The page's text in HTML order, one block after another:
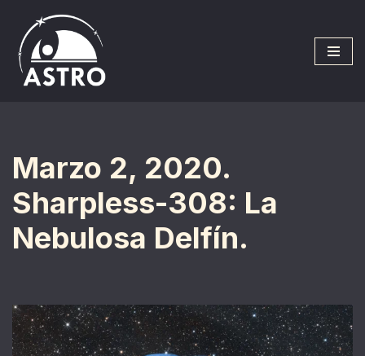
Saltar
al
contenido
Marzo 2, 2020.
Sharpless-308: La
Nebulosa Delfín.